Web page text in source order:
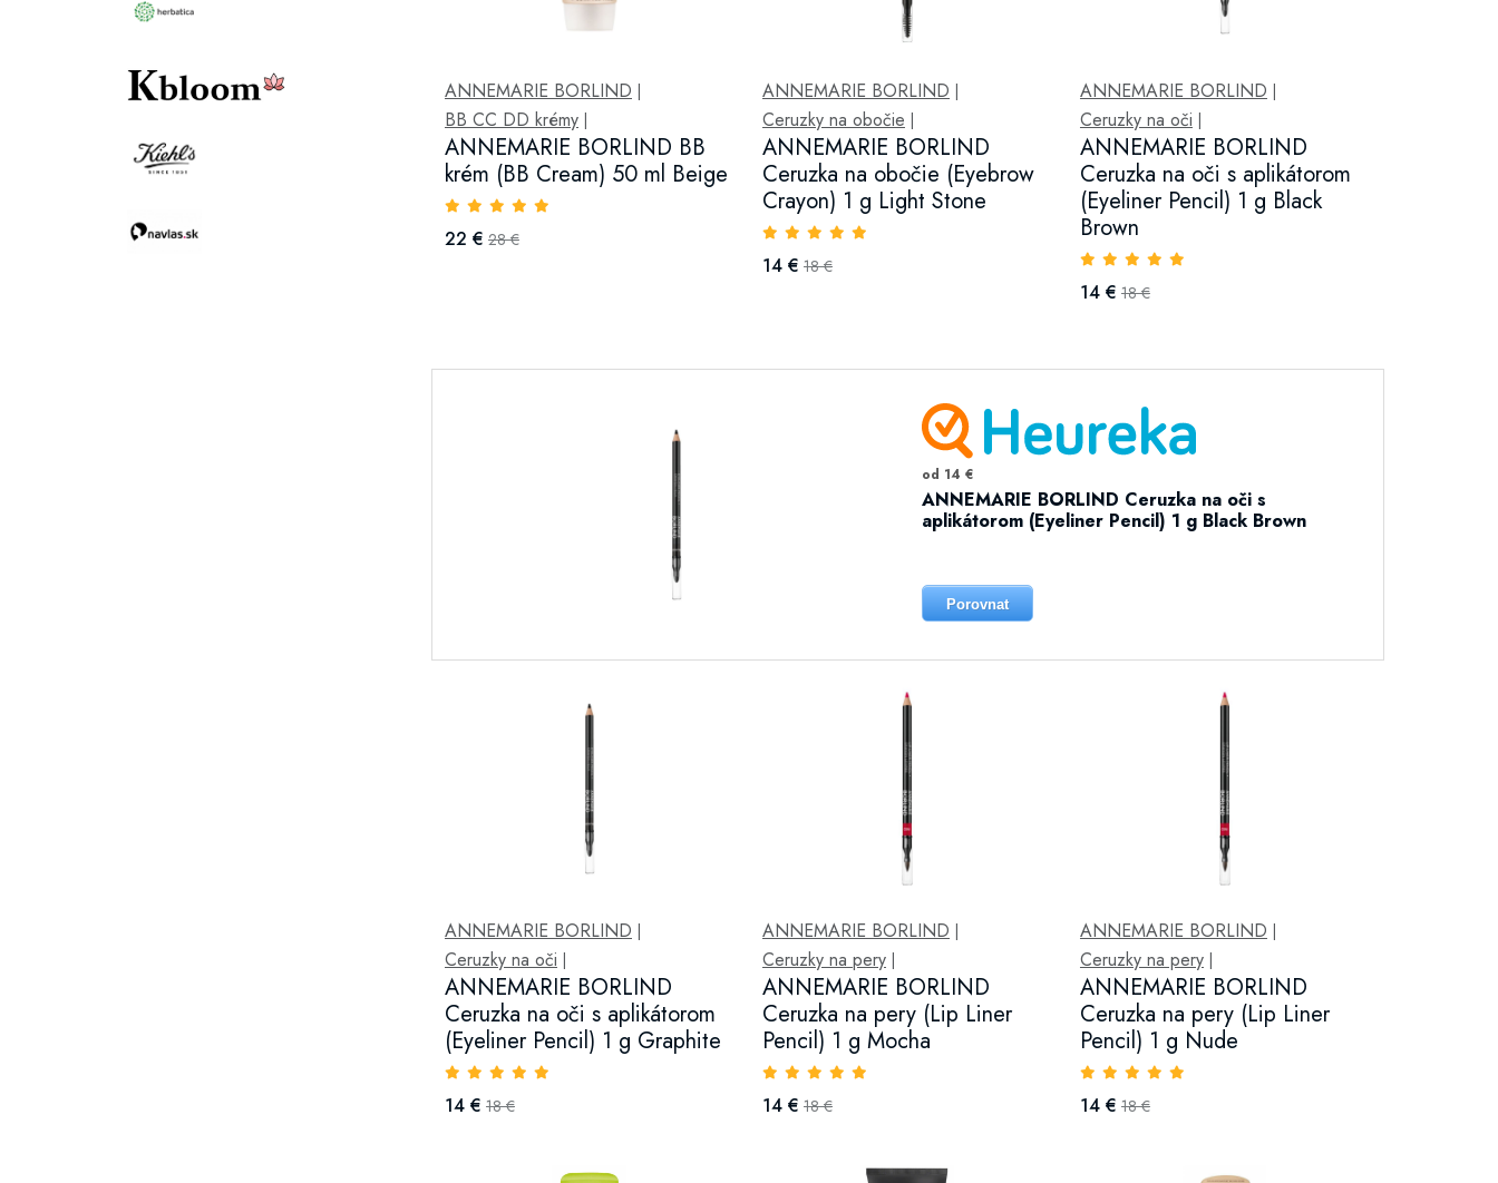
ANNEMARIE BORLIND
BB CC DD krémy
ANNEMARIE BORLIND BB
krém (BB Cream) 50 ml Beige
22 € 28 €
ANNEMARIE BORLIND
Ceruzky na obočie
ANNEMARIE BORLIND
Ceruzka na obočie (Eyebrow
Crayon) 1 g Light Stone
14 € 18 €
ANNEMARIE BORLIND
Ceruzky na oči
ANNEMARIE BORLIND
Ceruzka na oči s aplikátorom
(Eyeliner Pencil) 1 g Black
Brown
14 € 18 €
od 14 €
ANNEMARIE BORLIND Ceruzka na oči s
aplikátorom (Eyeliner Pencil) 1 g Black Brown
Porovnat
ANNEMARIE BORLIND
Ceruzky na oči
ANNEMARIE BORLIND
Ceruzka na oči s aplikátorom
(Eyeliner Pencil) 1 g Graphite
14 € 18 €
ANNEMARIE BORLIND
Ceruzky na pery|
ANNEMARIE BORLIND
Ceruzka na pery (Lip Liner
Pencil) 1 g Mocha
14 € 18 €
ANNEMARIE BORLIND
Ceruzky na pery|
ANNEMARIE BORLIND
Ceruzka na pery (Lip Liner
Pencil) 1 g Nude
14 € 18 €